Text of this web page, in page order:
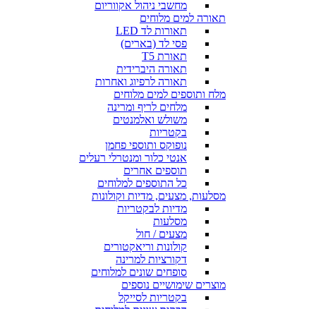
מחשבי ניהול אקווריום
תאורה למים מלוחים
תאורות לד LED
פסי לד (בארים)
תאורת T5
תאורה היברידית
תאורה לרפיוג ואחרות
מלח ותוספים למים מלוחים
מלחים לריף ומרינה
משולש ואלמנטים
בקטריות
נופוקס ותוספי פחמן
אנטי כלור ומנטרלי רעלים
תוספים אחרים
כל התוספים למלוחים
מסלעות, מצעים, מדיות וקולונות
מדיות לבקטריות
מסלעות
מצעים / חול
קולונות וריאקטורים
דקורציות למרינה
סופחים שונים למלוחים
מוצרים שימושיים נוספים
בקטריות לסייקל